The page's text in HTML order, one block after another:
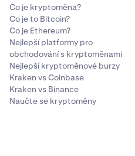
Co je kryptoměna?
Co je to Bitcoin?
Co je Ethereum?
Nejlepší platformy pro
obchodování s kryptoměnami
Nejlepší kryptoměnové burzy
Kraken vs Coinbase
Kraken vs Binance
Naučte se kryptoměny